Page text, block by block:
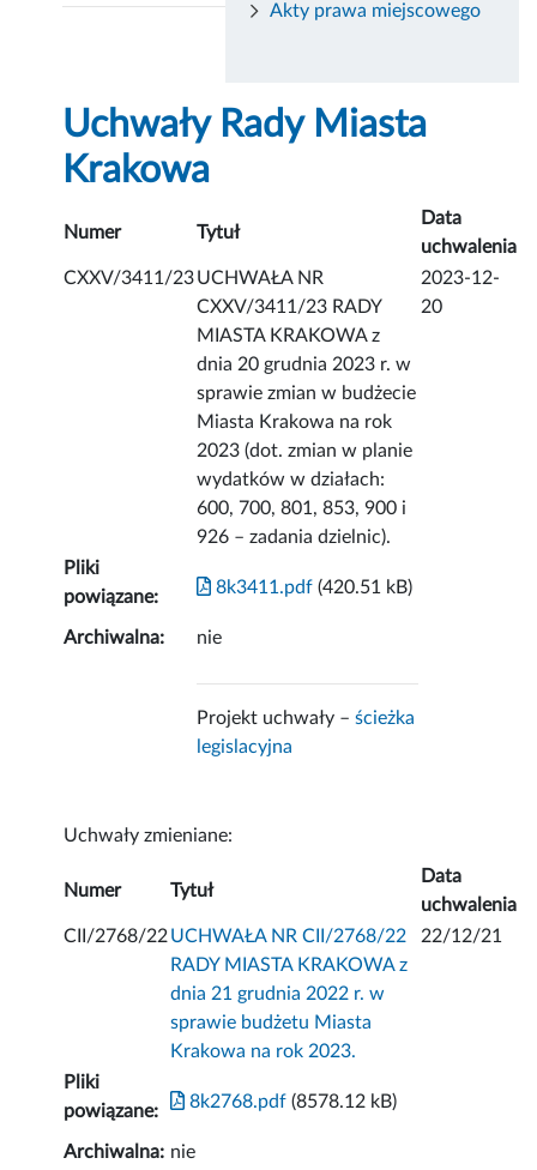
Akty prawa miejscowego
Uchwały Rady Miasta
Krakowa
Numer Tytuł
Data
uchwalenia
CXXV/3411/23UCHWAŁA NR
CXXV/3411/23 RADY
MIASTA KRAKOWA z
dnia 20 grudnia 2023 r. w
sprawie zmian w budżecie
Miasta Krakowa na rok
2023 (dot. zmian w planie
wydatków w działach:
600, 700, 801, 853, 900 i
926 – zadania dzielnic).
2023-12-
20
Pliki
powiązane:
8k3411.pdf (420.51 kB)
Archiwalna: nie
Projekt uchwały –ścieżka
legislacyjna
Uchwały zmieniane:
Numer Tytuł
Data
uchwalenia
CII/2768/22UCHWAŁA NR CII/2768/22
RADY MIASTA KRAKOWA z
dnia 21 grudnia 2022 r. w
sprawie budżetu Miasta
Krakowa na rok 2023.
22/12/21
Pliki
powiązane:
8k2768.pdf (8578.12 kB)
Archiwalna: nie